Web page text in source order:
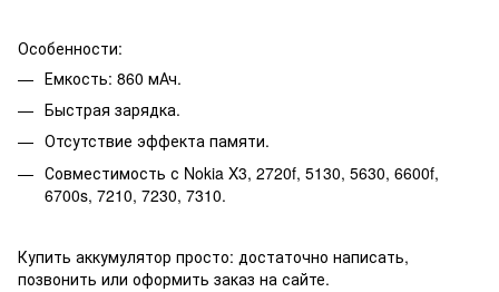
Особенности:
Емкость: 860 мАч.
Быстрая зарядка.
Отсутствие эффекта памяти.
Совместимость с Nokia X3, 2720f, 5130, 5630, 6600f,
6700s, 7210, 7230, 7310.
Купить аккумулятор просто: достаточно написать,
позвонить или оформить заказ на сайте.